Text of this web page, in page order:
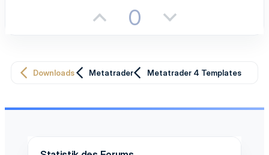
i
t
v
0
a
t
Downloads Metatrader Metatrader 4 Templates